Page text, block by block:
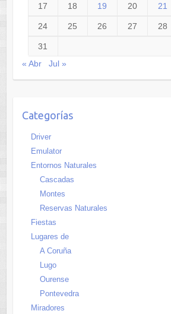
17 18 19 20 21
24 25 26 27 28
31
« Abr
Jul »
Categorías
Driver
Emulator
Entornos Naturales
Cascadas
Montes
Reservas Naturales
Fiestas
Lugares de
A Coruña
Lugo
Ourense
Pontevedra
Miradores